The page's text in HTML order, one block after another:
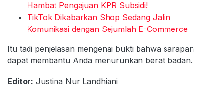
Hambat Pengajuan KPR Subsidi!
TikTok Dikabarkan Shop Sedang Jalin
Komunikasi dengan Sejumlah E-Commerce
Itu tadi penjelasan mengenai bukti bahwa sarapan
dapat membantu Anda menurunkan berat badan.
Editor: Justina Nur Landhiani